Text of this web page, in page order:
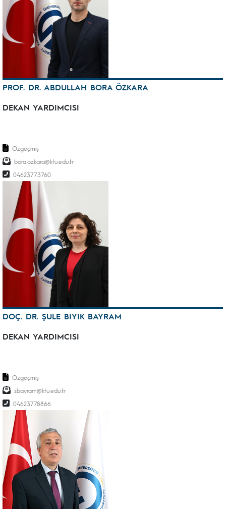
PROF. DR. ABDULLAH BORA ÖZKARA
DEKAN YARDIMCISI
Özgeçmiş
bora.ozkara@ktu.edu.tr
04623773760
DOÇ. DR. ŞULE BIYIK BAYRAM
DEKAN YARDIMCISI
Özgeçmiş
sbayram@ktu.edu.tr
04623778866